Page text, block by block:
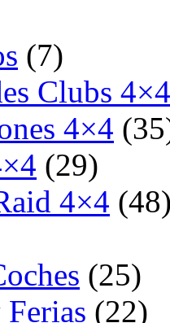
(7)
Clubs 4×4
4×4
(29)
4×4
(25)
Ferias (22)